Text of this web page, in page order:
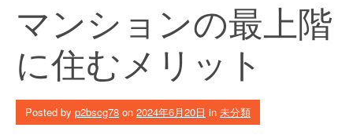
マンションの最上階
に住むメリット
Posted by p2bscg78 on 2024年6月20日 in 未分類